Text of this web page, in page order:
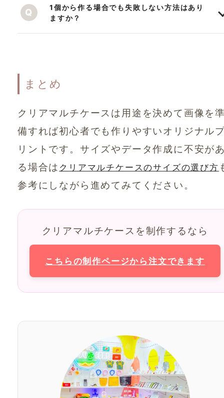
1個から作る場合でも失敗しない方法はあり
ますか？
まとめ
クリアマルチケースは用途を決めて画像を
備すれば初心者でも作りやすいオリジナル
リントです。サイズやデータ作成に不安が
る場合は クリアマルチケースのサイズの選び方
参考にしながら進めてみてください。
クリアマルチケースを制作するなら
こちらの制作ページから注文できます